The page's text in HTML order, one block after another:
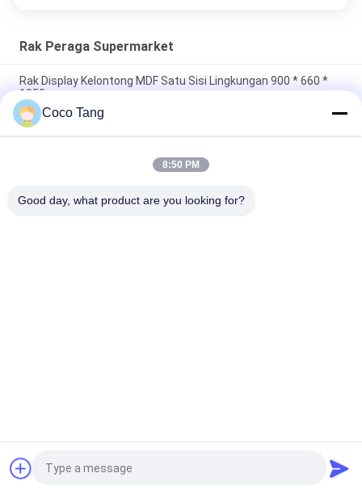
Rak Peraga Supermarket
Rak Display Kelontong MDF Satu Sisi Lingkungan 900 * 660 *
1350mm
900 * 350 * 2350mm Rak Display Toko Kelontong Dua Sisi
Tunggal
Rak Display Supermarket Gondola yang Dapat Disetel, Rak
Quote request suatu
Coco Tang
8:50 PM
Good day, what product are you looking for?